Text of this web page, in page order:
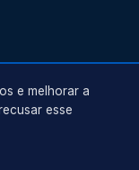
e melhorar a
esse